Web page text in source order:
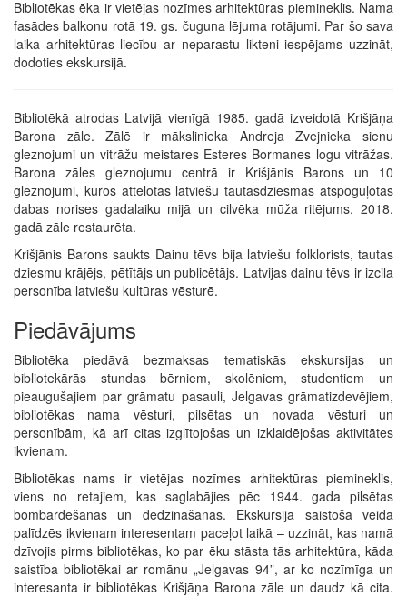
Bibliotēkas ēka ir vietējas nozīmes arhitektūras piemineklis. Nama
fasādes balkonu rotā 19. gs. čuguna lējuma rotājumi. Par šo sava
laika arhitektūras liecību ar neparastu likteni iespējams uzzināt,
dodoties ekskursijā.
Bibliotēkā atrodas Latvijā vienīgā 1985. gadā izveidotā Krišjāņa
Barona zāle. Zālē ir mākslinieka Andreja Zvejnieka sienu
gleznojumi un vitrāžu meistares Esteres Bormanes logu vitrāžas.
Barona zāles gleznojumu centrā ir Krišjānis Barons un 10
gleznojumi, kuros attēlotas latviešu tautasdziesmās atspoguļotās
dabas norises gadalaiku mijā un cilvēka mūža ritējums. 2018.
gadā zāle restaurēta.
Krišjānis Barons saukts Dainu tēvs bija latviešu folklorists, tautas
dziesmu krājējs, pētītājs un publicētājs. Latvijas dainu tēvs ir izcila
personība latviešu kultūras vēsturē.
Piedāvājums
Bibliotēka piedāvā bezmaksas tematiskās ekskursijas un
bibliotekārās stundas bērniem, skolēniem, studentiem un
pieaugušajiem par grāmatu pasauli, Jelgavas grāmatizdevējiem,
bibliotēkas nama vēsturi, pilsētas un novada vēsturi un
personībām, kā arī citas izglītojošas un izklaidējošas aktivitātes
ikvienam.
Bibliotēkas nams ir vietējas nozīmes arhitektūras piemineklis,
viens no retajiem, kas saglabājies pēc 1944. gada pilsētas
bombardēšanas un dedzināšanas. Ekskursija saistošā veidā
palīdzēs ikvienam interesentam paceļot laikā – uzzināt, kas namā
dzīvojis pirms bibliotēkas, ko par ēku stāsta tās arhitektūra, kāda
saistība bibliotēkai ar romānu „Jelgavas 94”, ar ko nozīmīga un
interesanta ir bibliotēkas Krišjāņa Barona zāle un daudz kā cita.